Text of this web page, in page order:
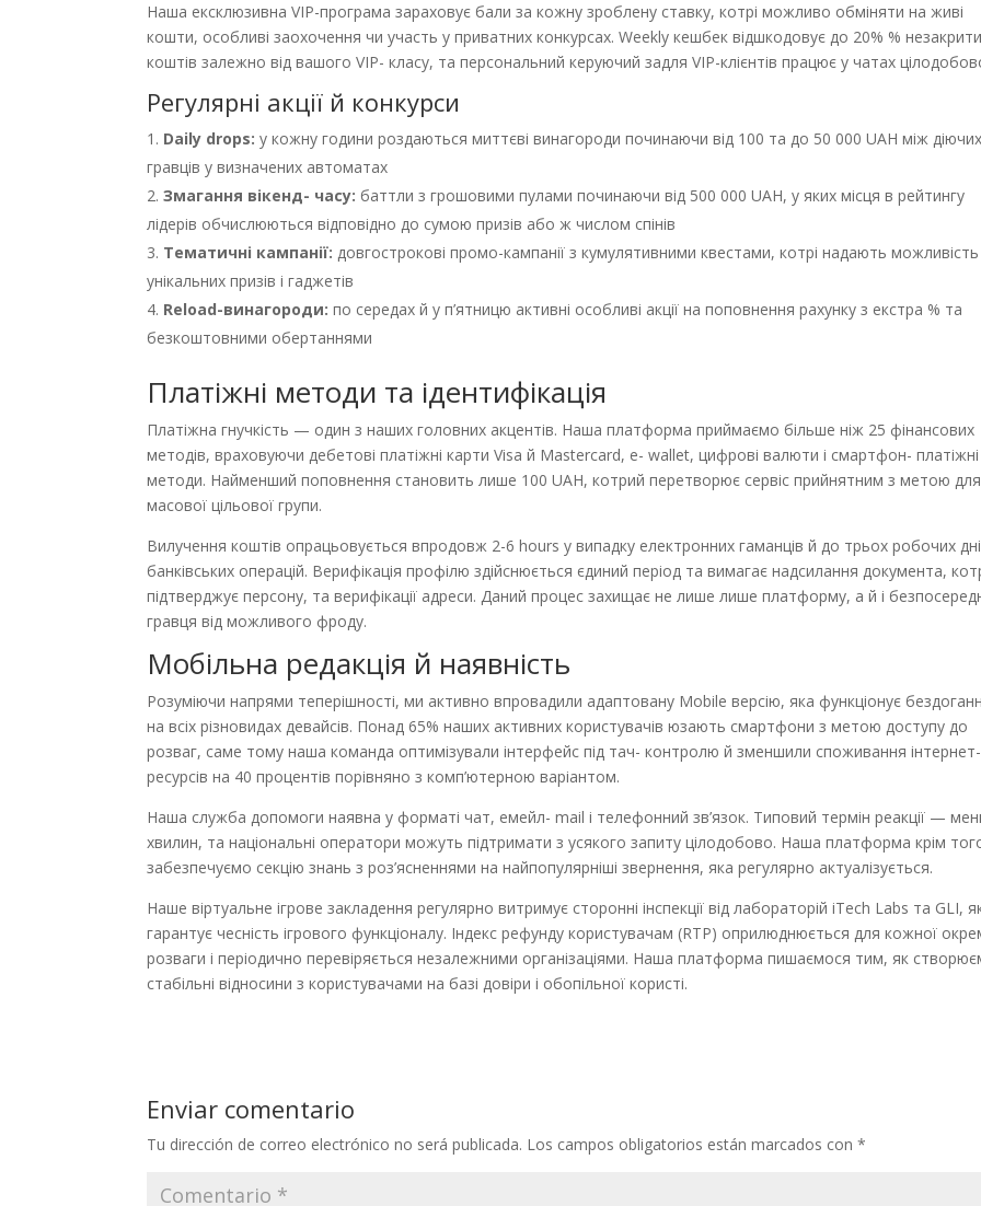
Наша ексклюзивна VIP-програма зараховує бали за кожну зроблену ставку, котрі можливо обміняти на живі
кошти, особливі заохочення чи участь у приватних конкурсах. Weekly кешбек відшкодовує до 20% %
коштів залежно від вашого VIP- класу, та персональний керуючий задля VIP-клієнтів працює у чатах
Регулярні акції й конкурси
Daily drops: у кожну години роздаються миттєві винагороди починаючи від 100 та до 50 000 UAH між
гравців у визначених автоматах
Змагання вікенд- часу: баттли з грошовими пулами починаючи від 500 000 UAH, у яких місця в рейтингу
лідерів обчислюються відповідно до сумою призів або ж числом спінів
Тематичні кампанії: довгострокові промо-кампанії з кумулятивними квестами, котрі надають
унікальних призів і гаджетів
Reload-винагороди: по середах й у п’ятницю активні особливі акції на поповнення рахунку з екстра % та
безкоштовними обертаннями
Платіжні методи та ідентифікація
Платіжна гнучкість — один з наших головних акцентів. Наша платформа приймаємо більше ніж 25 фінансових
методів, враховуючи дебетові платіжні карти Visa й Mastercard, е- wallet, цифрові валюти і смартфон- платіжні
методи. Найменший поповнення становить лише 100 UAH, котрий перетворює сервіс прийнятним з метою для
масової цільової групи.
Вилучення коштів опрацьовується впродовж 2-6 hours у випадку електронних гаманців й до трьох робочих
банківських операцій. Верифікація профілю здійснюється єдиний період та вимагає надсилання документа,
підтверджує персону, та верифікації адреси. Даний процес захищає не лише лише платформу, а й і
гравця від можливого фроду.
Мобільна редакція й наявність
Розуміючи напрями теперішності, ми активно впровадили адаптовану Mobile версію, яка функціонує
на всіх різновидах девайсів. Понад 65% наших активних користувачів юзають смартфони з метою доступу до
розваг, саме тому наша команда оптимізували інтерфейс під тач- контролю й зменшили споживання інтернет-
ресурсів на 40 процентів порівняно з комп’ютерною варіантом.
Наша служба допомоги наявна у форматі чат, емейл- mail і телефонний зв’язок. Типовий термін реакції —
хвилин, та національні оператори можуть підтримати з усякого запиту цілодобово. Наша платформа крім
забезпечуємо секцію знань з роз’ясненнями на найпопулярніші звернення, яка регулярно актуалізується.
Наше віртуальне ігрове закладення регулярно витримує сторонні інспекції від лабораторій iTech Labs та GLI,
гарантує чесність ігрового функціоналу. Індекс рефунду користувачам (RTP) оприлюднюється для кожної
розваги і періодично перевіряється незалежними організаціями. Наша платформа пишаємося тим, як
стабільні відносини з користувачами на базі довіри і обопільної користі.
Enviar comentario
Tu dirección de correo electrónico no será publicada. Los campos obligatorios están marcados con*